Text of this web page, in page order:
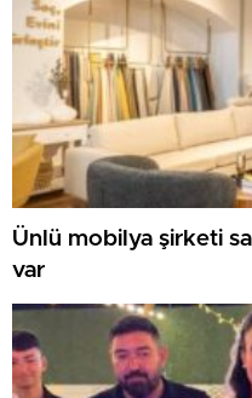
Ünlü mobilya şirketi
var